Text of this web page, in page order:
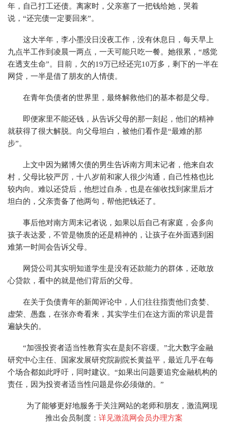
年，自己打工还债。离家时，父亲塞了一把钱给她，哭着
说，“还完债一定要回来”。
这大半年，李小墨没日没夜工作，没有休息日，每天早上
九点半工作到凌晨一两点，一天可能只吃一餐。她很累，“感觉
在透支生命”。目前，欠的19万已经还完10万多，剩下的一半在
网贷，一半是借了朋友的人情债。
在青年负债者的世界里，最终解救他们的基本都是父母。
即便家里不能还钱，从告诉父母的那一刻起，他们的精神
就获得了很大解脱。向父母坦白，被他们看作是“最难的那
步”。
上文中因为赌博欠债的男生告诉南方周末记者，他来自农
村，父母比较严厉，十八岁前和家人很少沟通，自己性格也比
较内向。难以还贷后，他想过自杀，也是在催收找到家里后才
坦白的，父亲责备了他两句，帮他把钱还了。
事后他对南方周末记者说，如果以后自己有家庭，会多向
孩子表达爱，不管是物质的还是精神的，让孩子在外面遇到困
难第一时间会告诉父母。
网贷公司其实明知道学生是没有还款能力的群体，还敢放
心贷款，看中的就是他们背后的父母。
在关于负债青年的新闻评论中，人们往往指责他们贪婪、
虚荣、愚蠢，在张亦奇看来，其实学生们在这方面的常识是普
遍缺失的。
“加强投资者适当性教育实在是刻不容缓。”北大数字金融
研究中心主任、国家发展研究院副院长黄益平，最近几乎在每
个场合都如此呼吁，同时建议。“如果出问题要追究金融机构的
责任，因为投资者适当性问题是你必须做的。”
为了能够更好地服务于关注网站的老师和朋友，激流网现
推出会员制度： 详见激流网会员办理方案